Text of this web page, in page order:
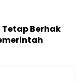
Tetap Berhak